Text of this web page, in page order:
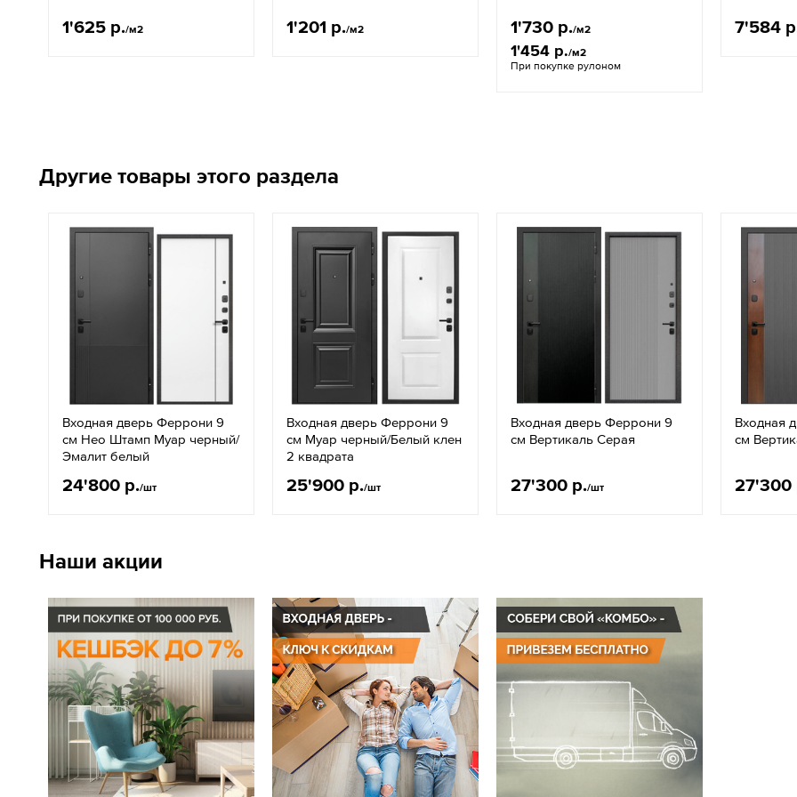
1'625 р./м2 1'201 р./м2 1'730 р./м2
1'454 р./м2
При покупке рулоном
7'584
Другие товары этого раздела
Входная дверь Феррони 9
см Нео Штамп Муар черный/
Эмалит белый
24'800 р./шт
Входная дверь Феррони 9
см Муар черный/Белый клен
2 квадрата
25'900 р./шт
Входная дверь Феррони 9
см Вертикаль Серая
27'300 р./шт
Входная
см
27'300
Наши акции